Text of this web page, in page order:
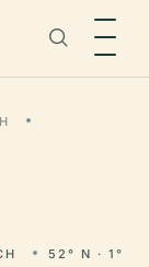
52° N · 1°